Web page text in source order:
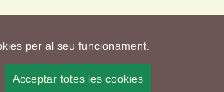
per al seu funcionament.
Acceptar totes les cookies